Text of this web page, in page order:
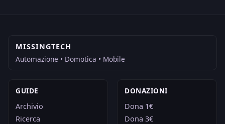
MISSINGTECH
Automazione • Domotica • Mobile
GUIDE
Archivio
Ricerca
DONAZIONI
Dona 1€
Dona 3€